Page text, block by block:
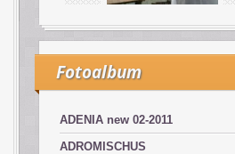
Fotoalbum
ADENIA new 02-2011
ADROMISCHUS